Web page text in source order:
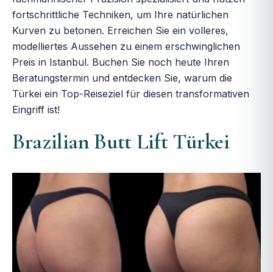
fortschrittliche Techniken, um Ihre natürlichen
Kurven zu betonen. Erreichen Sie ein volleres,
modelliertes Aussehen zu einem erschwinglichen
Preis in Istanbul. Buchen Sie noch heute Ihren
Beratungstermin und entdecken Sie, warum die
Türkei ein Top-Reiseziel für diesen transformativen
Eingriff ist!
Brazilian Butt Lift Türkei